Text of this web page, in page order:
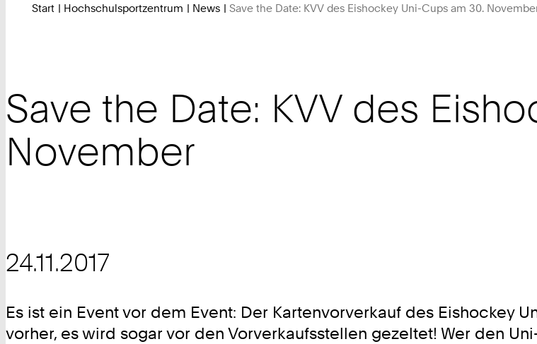
Start Hochschulsportzentrum News Save the Date: KVV des Eishockey Uni-Cups am 30.
Save the Date: KVV des
November
24.11.2017
Es ist ein Event vor dem Event: Der Kartenvorverkauf des Eishockey
vorher, es wird sogar vor den Vorverkaufsstellen gezeltet! Wer den